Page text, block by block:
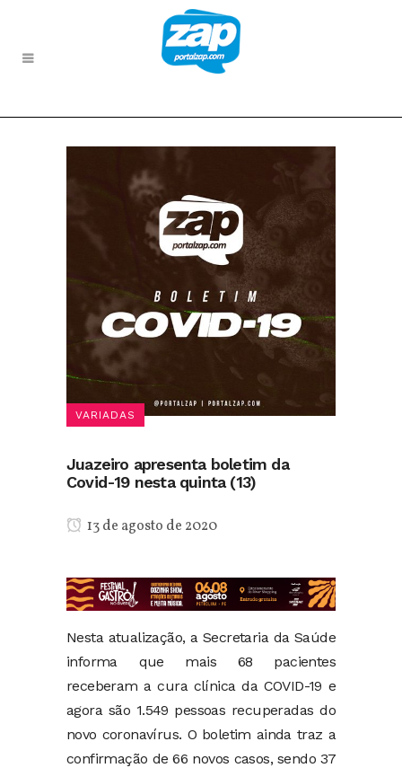
VARIADAS
Juazeiro apresenta boletim da
Covid-19 nesta quinta (13)
13 de agosto de 2020
Nesta atualização, a Secretaria da Saúde
informa que mais 68 pacientes
receberam a cura clínica da COVID-19 e
agora são 1.549 pessoas recuperadas do
novo coronavírus. O boletim ainda traz a
confirmação de 66 novos casos, sendo 37